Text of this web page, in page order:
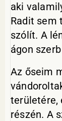
aki
Radit sem
szólít. A
ágon
Az őseim
területére,
részén. A